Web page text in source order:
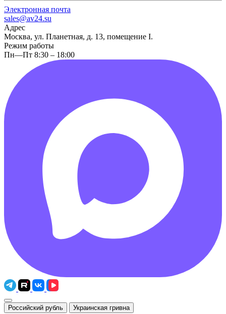
Электронная почта
sales@av24.su
Адрес
Москва, ул. Планетная, д. 13, помещение I.
Режим работы
Пн—Пт 8:30 – 18:00
Российский рубль Украинская гривна